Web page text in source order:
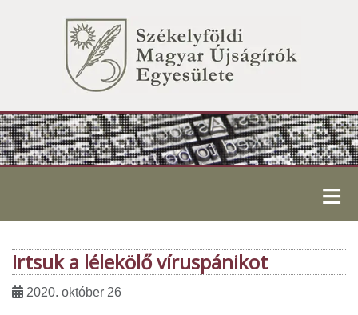
≡
Irtsuk a lélekölő víruspánikot
2020. október 26